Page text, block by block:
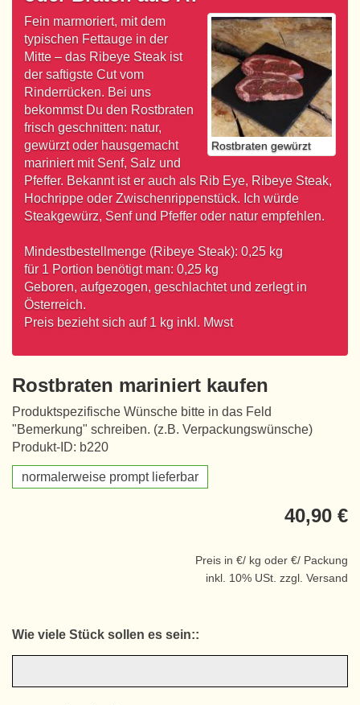
Rostbraten gewürzt
Fein marmoriert, mit dem
typischen Fettauge in der
Mitte – das Ribeye Steak ist
der saftigste Cut vom
Rinderrücken. Bei uns
bekommst Du den Rostbraten
frisch geschnitten: natur,
gewürzt oder hausgemacht
mariniert mit Senf, Salz und
Pfeffer. Bekannt ist er auch als Rib Eye, Ribeye Steak,
Hochrippe oder Zwischenrippenstück. Ich würde
Steakgewürz, Senf und Pfeffer oder natur empfehlen.
Mindestbestellmenge (Ribeye Steak): 0,25 kg
für 1 Portion benötigt man: 0,25 kg
Geboren, aufgezogen, geschlachtet und zerlegt in
Österreich.
Preis bezieht sich auf 1 kg inkl. Mwst
Rostbraten mariniert kaufen
Produktspezifische Wünsche bitte in das Feld
"Bemerkung" schreiben. (z.B. Verpackungswünsche)
Produkt-ID: b220
normalerweise prompt lieferbar
40,90 €
Preis in €/ kg oder €/ Packung
inkl. 10% USt. zzgl. Versand
Wie viele Stück sollen es sein::